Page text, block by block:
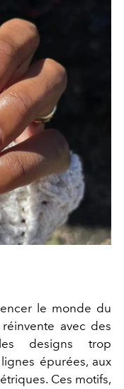
le monde du
avec des
designs trop
épurées, aux
Ces motifs,